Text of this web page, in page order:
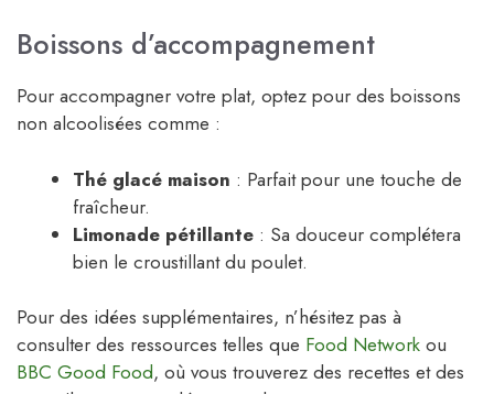
Boissons d’accompagnement
Pour accompagner votre plat, optez pour des boissons
non alcoolisées comme :
Thé glacé maison : Parfait pour une touche de
fraîcheur.
Limonade pétillante : Sa douceur complétera
bien le croustillant du poulet.
Pour des idées supplémentaires, n’hésitez pas à
consulter des ressources telles que Food Network ou
BBC Good Food, où vous trouverez des recettes et des